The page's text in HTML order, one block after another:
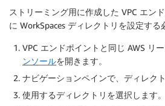
ストリーミング用に作成した VPC エン
に WorkSpaces ディレクトリを設定する
VPC エンドポイントと同じ AWS リ
ンソールを開きます。
ナビゲーションペインで、 ディレク
使用するディレクトリ を選択します。